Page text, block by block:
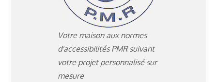
Votre maison aux normes
d'accessibilités PMR suivant
votre projet personnalisé sur
mesure